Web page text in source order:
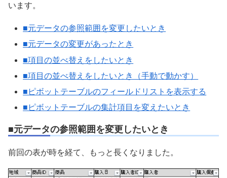
います。
■元データの参照範囲を変更したいとき
■元データの変更があったとき
■項目の並べ替えをしたいとき
■項目の並べ替えをしたいとき（手動で動かす）
■ピボットテーブルのフィールドリストを表示する
■ピボットテーブルの集計項目を変えたいとき
■元データの参照範囲を変更したいとき
前回の表が時を経て、もっと長くなりました。